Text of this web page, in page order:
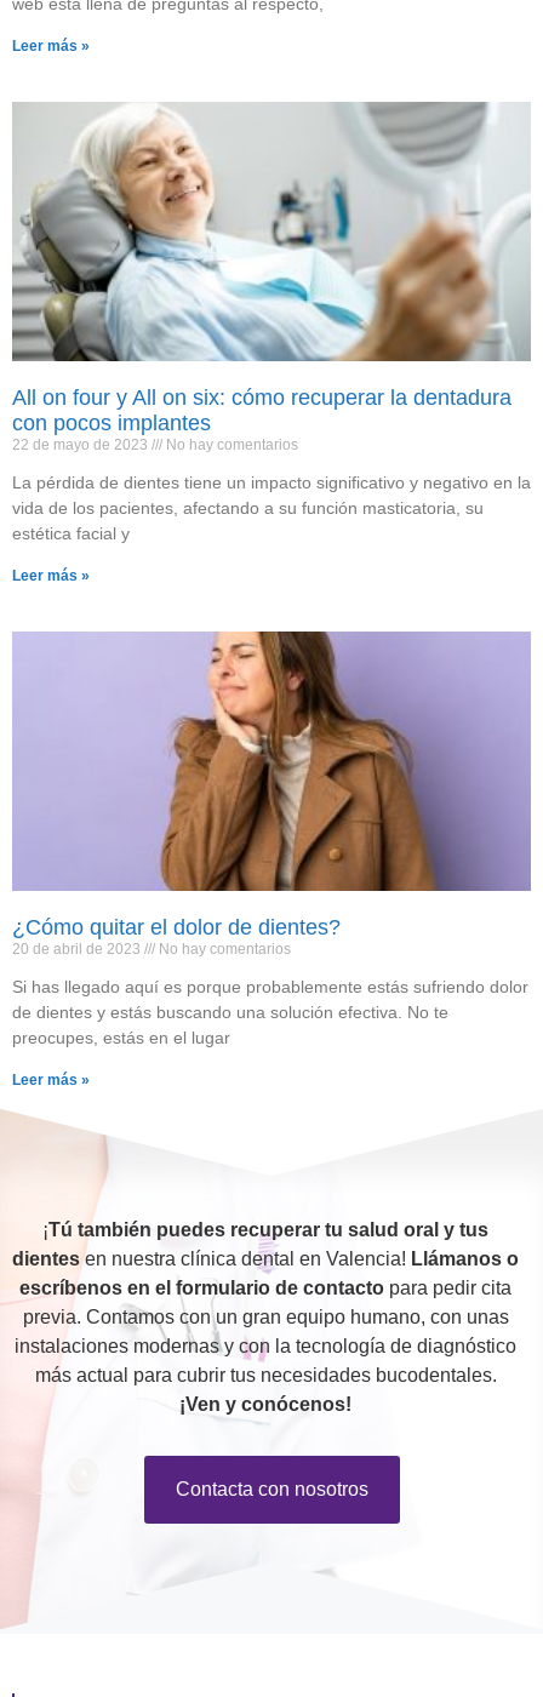
Leer más »
All on four y All on six: cómo recuperar la dentadura
con pocos implantes
22 de mayo de 2023 No hay comentarios
La pérdida de dientes tiene un impacto significativo y negativo en la
vida de los pacientes, afectando a su función masticatoria, su
estética facial y
Leer más »
¿Cómo quitar el dolor de dientes?
20 de abril de 2023 No hay comentarios
Si has llegado aquí es porque probablemente estás sufriendo dolor
de dientes y estás buscando una solución efectiva. No te
preocupes, estás en el lugar
Leer más »
¡Tú también puedes recuperar tu salud oral y tus
dientesen nuestra clínica dental en Valencia! Llámanos o
escríbenos en el formulario de contacto para pedir cita
previa. Contamos con un gran equipo humano, con unas
instalaciones modernas y con la tecnología de diagnóstico
más actual para cubrir tus necesidades bucodentales.
¡Ven y conócenos!
Contacta con nosotros